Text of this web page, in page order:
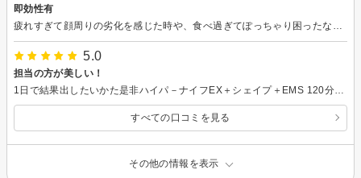
即効性有
5.0
担当の方が美しい！
1日で結果出したいかた是非ハイパ－ナイフEX＋シェイプ＋EMS 120分￥15000をしてください！スタッフのかたも本当に素敵なので、おすすめのお店です！
すべての口コミを見る
その他の情報を表示